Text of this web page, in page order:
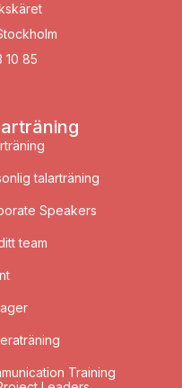
10 85
talarträning
Speakers
team
Training